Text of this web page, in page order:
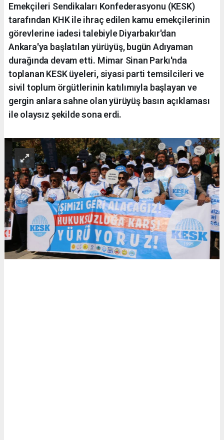
Emekçileri Sendikaları Konfederasyonu (KESK)
tarafından KHK ile ihraç edilen kamu emekçilerinin
görevlerine iadesi talebiyle Diyarbakır'dan
Ankara'ya başlatılan yürüyüş, bugün Adıyaman
durağında devam etti. Mimar Sinan Parkı'nda
toplanan KESK üyeleri, siyasi parti temsilcileri ve
sivil toplum örgütlerinin katılımıyla başlayan ve
gergin anlara sahne olan yürüyüş basın açıklaması
ile olaysız şekilde sona erdi.